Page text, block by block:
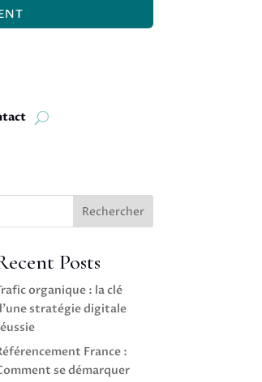
Rechercher
Posts
organique : la clé
stratégie digitale
France :
se démarquer